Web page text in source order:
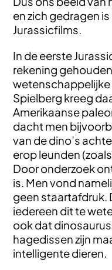
en zich gedragen
Jurassicfilms.
In de eerste
rekening
Spielberg kreeg
Amerikaanse
dacht men
van de dino’s
erop leunden
Door onderzoek
is. Men vond
geen staartafdruk.
iedereen dit te
ook dat
hagedissen zijn
intelligente dieren.